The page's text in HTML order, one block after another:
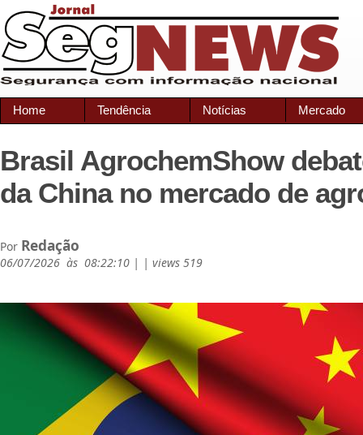
Home Tendência Notícias Mercado
Brasil AgrochemShow
da China no mercado de
Por Redação
06/07/2026 às 08:22:10 | | views 519